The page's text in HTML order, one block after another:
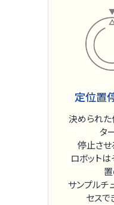
定位置
決められ
タ
停止させ
ロボット
サンプルチ
セスで